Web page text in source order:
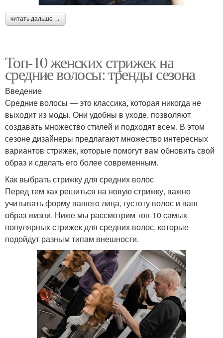
читать дальше →
Топ-10 женских стрижек на
средние волосы: тренды сезона
Введение
Средние волосы — это классика, которая никогда не
выходит из моды. Они удобны в уходе, позволяют
создавать множество стилей и подходят всем. В этом
сезоне дизайнеры предлагают множество интересных
вариантов стрижек, которые помогут вам обновить свой
образ и сделать его более современным.
Как выбрать стрижку для средних волос
Перед тем как решиться на новую стрижку, важно
учитывать форму вашего лица, густоту волос и ваш
образ жизни. Ниже мы рассмотрим топ-10 самых
популярных стрижек для средних волос, которые
подойдут разным типам внешности.